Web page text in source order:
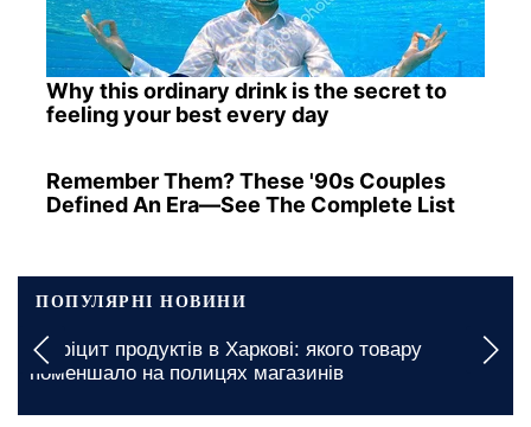
Why this ordinary drink is the secret to
feeling your best every day
Remember Them? These '90s Couples
Defined An Era—See The Complete List
ПОПУЛЯРНІ НОВИНИ
Графіки відключення світла у Київській області на
7 серпня: де варто бути готовими до тривалих
незручностей